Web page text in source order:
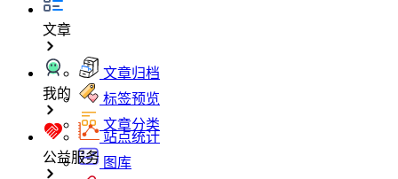
文章
文章归档
标签预览
文章分类
我的
站点统计
图库
公益服务